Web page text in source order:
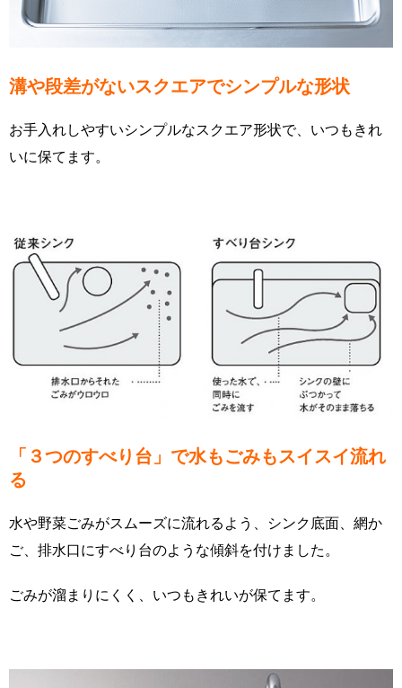
溝や段差がないスクエアでシンプルな形状
お手入れしやすいシンプルなスクエア形状で、いつもきれ
いに保てます。
「３つのすべり台」で水もごみもスイスイ流れ
る
水や野菜ごみがスムーズに流れるよう、シンク底面、網か
ご、排水口にすべり台のような傾斜を付けました。
ごみが溜まりにくく、いつもきれいが保てます。